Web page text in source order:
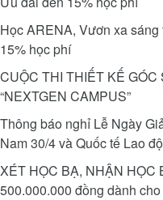
Học ARENA, Vươn xa
15% học phí
CUỘC THI THIẾT KẾ GÓC
“NEXTGEN CAMPUS”
Thông báo nghỉ Lễ Ngày
Nam 30/4 và Quốc tế Lao
XÉT HỌC BẠ, NHẬN HỌC
500.000.000 đồng dành